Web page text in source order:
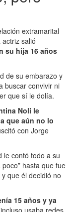
extramarital
salió
su hija 16 años
de su embarazo y
buscar convivir ni
que sí le dolía.
Noli le
que aún no lo
con Jorge
le contó todo a su
hasta que fue
que él decidió no
15 años y ya